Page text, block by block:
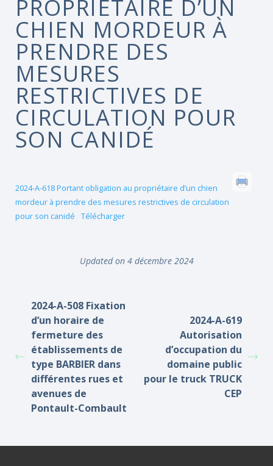
PROPRIÉTAIRE D’UN
CHIEN MORDEUR À
PRENDRE DES
MESURES
RESTRICTIVES DE
CIRCULATION POUR
SON CANIDÉ
2024-A-618 Portant obligation au propriétaire d’un chien
mordeur à prendre des mesures restrictives de circulation
pour son canidé
Télécharger
Updated on 4 décembre 2024
2024-A-508 Fixation
d’un horaire de
fermeture des
établissements de
type BARBIER dans
différentes rues et
avenues de
Pontault-Combault
2024-A-619
Autorisation
d’occupation du
domaine public
pour le truck TRUCK
CEP